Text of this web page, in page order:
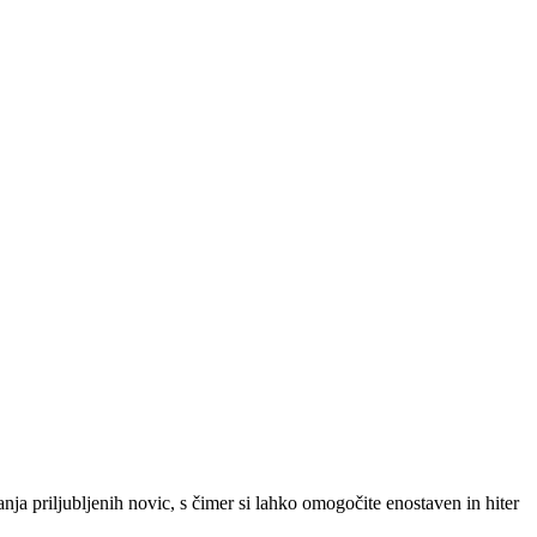
priljubljenih novic, s čimer si lahko omogočite enostaven in hiter